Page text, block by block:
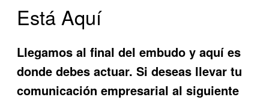
Está Aquí
Llegamos al final del embudo y aquí es
donde debes actuar. Si deseas llevar tu
comunicación empresarial al siguiente